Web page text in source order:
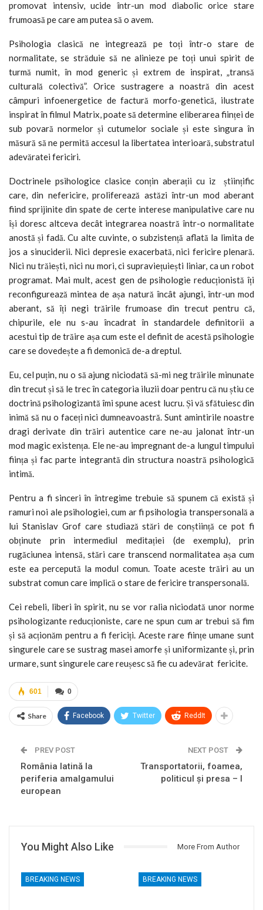
promovat intensiv, ucide într-un mod diabolic orice stare
frumoasă pe care am putea să o avem.
Psihologia clasică ne integrează pe toți într-o stare de
normalitate, se străduie să ne alinieze pe toți unui spirit de
turmă numit, în mod generic și extrem de inspirat, „transă
culturală colectivă”. Orice sustragere a noastră din acest
câmpuri infoenergetice de factură morfo-genetică, ilustrate
inspirat în filmul Matrix, poate să determine eliberarea ființei de
sub povară normelor și cutumelor sociale și este singura în
măsură să ne permită accesul la libertatea interioară, substratul
adevăratei fericiri.
Doctrinele psihologice clasice conțin aberații cu iz științific
care, din nefericire, proliferează astăzi într-un mod aberant
fiind sprijinite din spate de certe interese manipulative care nu
își doresc altceva decât integrarea noastră într-o normalitate
anostă și fadă. Cu alte cuvinte, o subzistență aflată la limita de
jos a sinuciderii. Nici depresie exacerbată, nici fericire plenară.
Nici nu trăiești, nici nu mori, ci supraviețuiești liniar, ca un robot
programat. Mai mult, acest gen de psihologie reducționistă îți
reconfigurează mintea de așa natură încât ajungi, într-un mod
aberant, să îți negi trăirile frumoase din trecut pentru că,
chipurile, ele nu s-au încadrat în standardele definitorii a
acestui tip de trăire așa cum este el definit de acestă psihologie
care se dovedește a fi demonică de-a dreptul.
Eu, cel puțin, nu o să ajung niciodată să-mi neg trăirile minunate
din trecut și să le trec în categoria iluzii doar pentru că nu știu ce
doctrină psihologizantă îmi spune acest lucru. Și vă sfătuiesc din
inimă să nu o faceți nici dumneavoastră. Sunt amintirile noastre
dragi derivate din trăiri autentice care ne-au jalonat într-un
mod magic existența. Ele ne-au impregnant de-a lungul timpului
ființa și fac parte integrantă din structura noastră psihologică
intimă.
Pentru a fi sinceri în întregime trebuie să spunem că există și
ramuri noi ale psihologiei, cum ar fi psihologia transpersonală a
lui Stanislav Grof care studiază stări de conștiință ce pot fi
obținute prin intermediul meditației (de exemplu), prin
rugăciunea intensă, stări care transcend normalitatea așa cum
este ea percepută la modul comun. Toate aceste trăiri au un
substrat comun care implică o stare de fericire transpersonală.
Cei rebeli, liberi în spirit, nu se vor ralia niciodată unor norme
psihologizante reducționiste, care ne spun cum ar trebui să fim
și să acționăm pentru a fi fericiți. Aceste rare ființe umane sunt
singurele care se sustrag masei amorfe și uniformizante și, prin
urmare, sunt singurele care reușesc să fie cu adevărat fericite.
0
601
Share Facebook Twitter ReddIt
PREV POST
România latină la
periferia amalgamului
european
NEXT POST
Transportatorii, foamea,
politicul și presa – I
You Might Also Like More From Author
BREAKING NEWS BREAKING NEWS